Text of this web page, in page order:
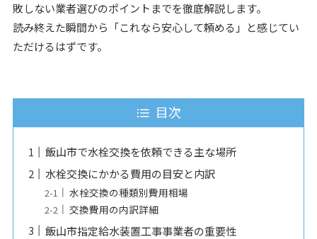
敗しない業者選びのポイントまでを徹底解説します。
読み終えた瞬間から「これなら安心して頼める」と感じてい
ただけるはずです。
目次
飯山市で水栓交換を依頼できる主な場所
水栓交換にかかる費用の目安と内訳
水栓交換の種類別費用相場
交換費用の内訳詳細
飯山市指定給水装置工事事業者の重要性